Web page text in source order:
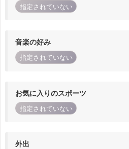
指定されていない
音楽の好み
指定されていない
お気に入りのスポーツ
指定されていない
外出